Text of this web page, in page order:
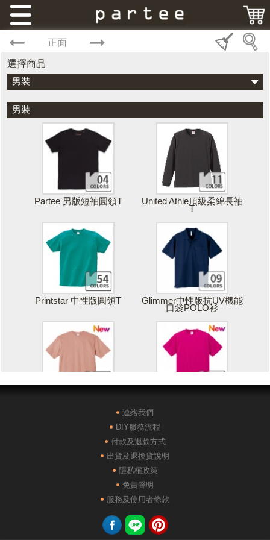
正面
選擇商品
男裝
男裝
Partee 男版短袖圓領T United Athle頂級柔綿長袖
T
Printstar 中性版圓領T Glimmer中性版抗UV機能
口袋POLO衫
POLONE1純棉短袖POLO AG28000落肩重磅精梳棉
連絡我們
DIY服務流程
付款及退款方式
出貨及退換貨說明
隱私權政策
免責聲明
服務及使用者條款